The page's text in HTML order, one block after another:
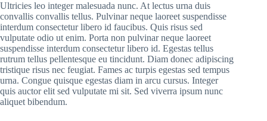
Ultricies leo integer malesuada nunc. At lectus urna duis
convallis convallis tellus. Pulvinar neque laoreet suspendisse
interdum consectetur libero id faucibus. Quis risus sed
vulputate odio ut enim. Porta non pulvinar neque laoreet
suspendisse interdum consectetur libero id. Egestas tellus
rutrum tellus pellentesque eu tincidunt. Diam donec adipiscing
tristique risus nec feugiat. Fames ac turpis egestas sed tempus
urna. Congue quisque egestas diam in arcu cursus. Integer
quis auctor elit sed vulputate mi sit. Sed viverra ipsum nunc
aliquet bibendum.